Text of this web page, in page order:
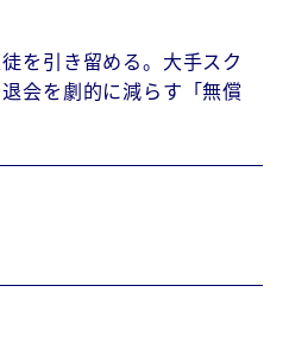
を引き留める。大手スク
会を劇的に減らす「無償